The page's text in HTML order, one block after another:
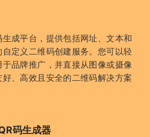
成平台，提供包括网址、文本和
定义二维码创建服务。您可以轻
品牌推广，并直接从图像或摄像
、高效且安全的二维码解决方案
码生成器